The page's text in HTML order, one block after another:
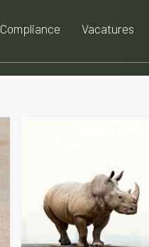
Compliance Vacatures